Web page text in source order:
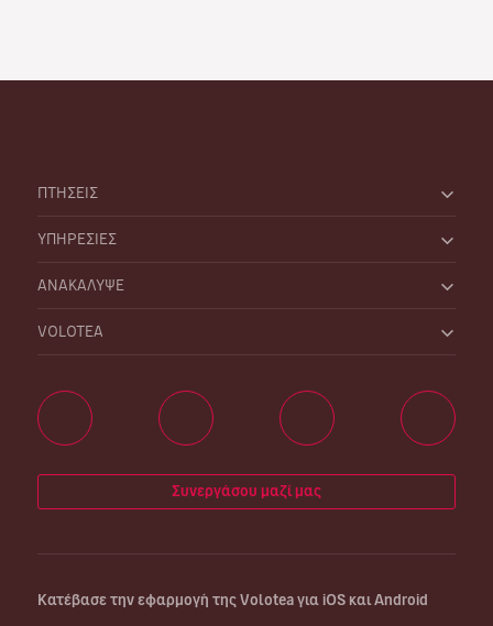
ΠΤΗΣΕΙΣ
ΥΠΗΡΕΣΙΕΣ
ΑΝΑΚΑΛΥΨΕ
VOLOTEA
Συνεργάσου μαζί μας
Κατέβασε την εφαρμογή της Volotea για iOS και Android